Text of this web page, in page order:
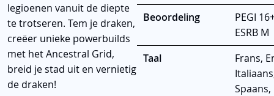
legioenen vanuit de diepte
te trotseren. Tem je draken,
creëer unieke powerbuilds
met het Ancestral Grid,
breid je stad uit en vernietig
de draken!
Beoordeling
PEGI
ESRB M
Taal
Frans,
Spaans,